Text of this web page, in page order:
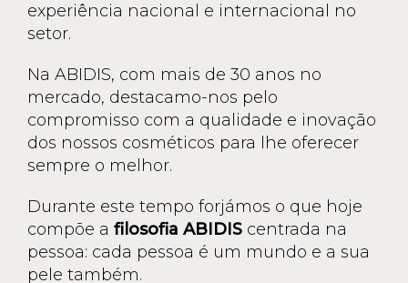
experiência nacional e internacional no
setor.
Na ABIDIS, com mais de 30 anos no
mercado, destacamo-nos pelo
compromisso com a qualidade e inovação
dos nossos cosméticos para lhe oferecer
sempre o melhor.
Durante este tempo forjámos o que hoje
compõe a filosofia ABIDIS centrada na
pessoa: cada pessoa é um mundo e a sua
pele também.